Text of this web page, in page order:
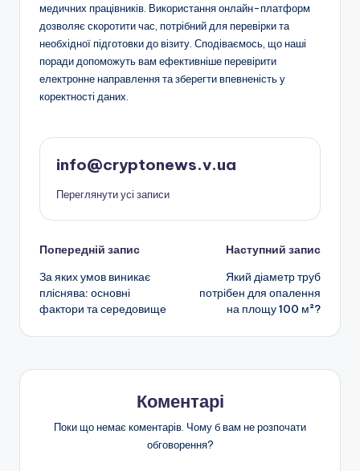
медичних працівників. Використання онлайн-платформ
дозволяє скоротити час, потрібний для перевірки та
необхідної підготовки до візиту. Сподіваємось, що наші
поради допоможуть вам ефективніше перевірити
електронне направлення та зберегти впевненість у
коректності даних.
info@cryptonews.v.ua
Переглянути усі записи
Навігація
по
запису
Попередній запис
За яких умов виникає
пліснява: основні
фактори та середовище
Наступний запис
Який діаметр труб
потрібен для опалення
на площу 100 м²?
Коментарі
Поки що немає коментарів. Чому б вам не розпочати
обговорення?